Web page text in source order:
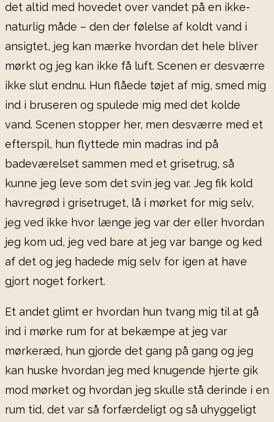
det altid med hovedet over vandet på en ikke-
naturlig måde – den der følelse af koldt vand i
ansigtet, jeg kan mærke hvordan det hele bliver
mørkt og jeg kan ikke få luft. Scenen er desværre
ikke slut endnu. Hun flåede tøjet af mig, smed mig
ind i bruseren og spulede mig med det kolde
vand. Scenen stopper her, men desværre med et
efterspil, hun flyttede min madras ind på
badeværelset sammen med et grisetrug, så
kunne jeg leve som det svin jeg var. Jeg fik kold
havregrød i grisetruget, lå i mørket for mig selv,
jeg ved ikke hvor længe jeg var der eller hvordan
jeg kom ud, jeg ved bare at jeg var bange og ked
af det og jeg hadede mig selv for igen at have
gjort noget forkert.
Et andet glimt er hvordan hun tvang mig til at gå
ind i mørke rum for at bekæmpe at jeg var
mørkeræd, hun gjorde det gang på gang og jeg
kan huske hvordan jeg med knugende hjerte gik
mod mørket og hvordan jeg skulle stå derinde i en
rum tid, det var så forfærdeligt og så uhyggeligt